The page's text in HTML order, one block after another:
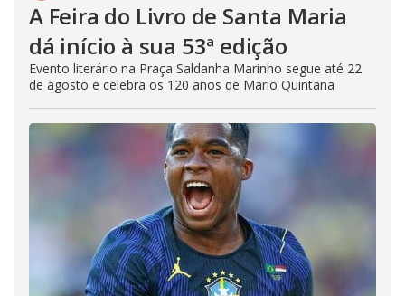
A Feira do Livro de Santa Maria
dá início à sua 53ª edição
Evento literário na Praça Saldanha Marinho segue até 22
de agosto e celebra os 120 anos de Mario Quintana